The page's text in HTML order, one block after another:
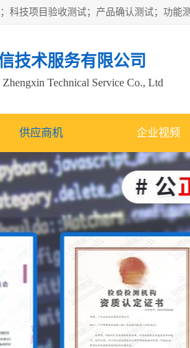
技术服务有限公司
Zhengxin Technical Service Co., Ltd
供应商机 企业视频